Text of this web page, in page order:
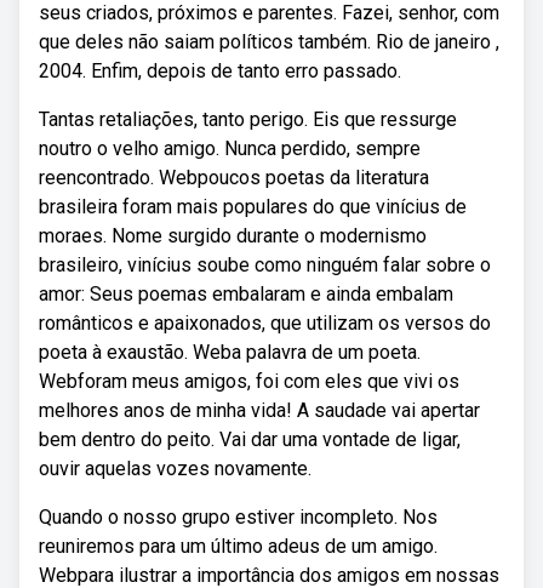
seus criados, próximos e parentes. Fazei, senhor, com
que deles não saiam políticos também. Rio de janeiro ,
2004. Enfim, depois de tanto erro passado.
Tantas retaliações, tanto perigo. Eis que ressurge
noutro o velho amigo. Nunca perdido, sempre
reencontrado. Webpoucos poetas da literatura
brasileira foram mais populares do que vinícius de
moraes. Nome surgido durante o modernismo
brasileiro, vinícius soube como ninguém falar sobre o
amor: Seus poemas embalaram e ainda embalam
românticos e apaixonados, que utilizam os versos do
poeta à exaustão. Weba palavra de um poeta.
Webforam meus amigos, foi com eles que vivi os
melhores anos de minha vida! A saudade vai apertar
bem dentro do peito. Vai dar uma vontade de ligar,
ouvir aquelas vozes novamente.
Quando o nosso grupo estiver incompleto. Nos
reuniremos para um último adeus de um amigo.
Webpara ilustrar a importância dos amigos em nossas